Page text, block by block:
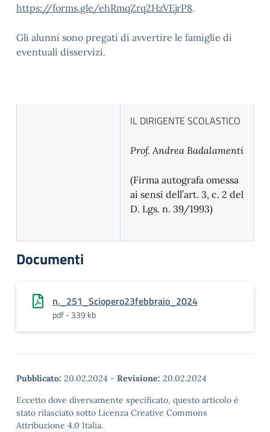
https://forms.gle/ehRmqZrq2HzVEjrP8.
Gli alunni sono pregati di avvertire le famiglie di
eventuali disservizi.
IL DIRIGENTE SCOLASTICO
Prof. Andrea Badalamenti
(Firma autografa omessa
ai sensi dell’art. 3, c. 2 del
D. Lgs. n. 39/1993)
Documenti
n._251_Sciopero23febbraio_2024
pdf - 339 kb
Pubblicato: 20.02.2024 - Revisione: 20.02.2024
Eccetto dove diversamente specificato, questo articolo è
stato rilasciato sotto Licenza Creative Commons
Attribuzione 4.0 Italia.